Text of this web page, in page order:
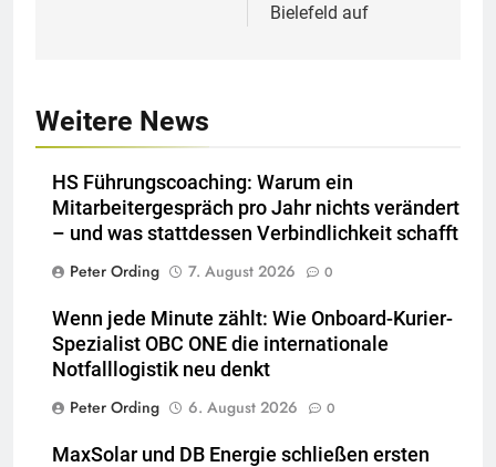
Bielefeld auf
Weitere News
HS Führungscoaching: Warum ein
Mitarbeitergespräch pro Jahr nichts verändert
– und was stattdessen Verbindlichkeit schafft
Peter Ording
7. August 2026 0
Wenn jede Minute zählt: Wie Onboard-Kurier-
Spezialist OBC ONE die internationale
Notfalllogistik neu denkt
Peter Ording
6. August 2026 0
MaxSolar und DB Energie schließen ersten